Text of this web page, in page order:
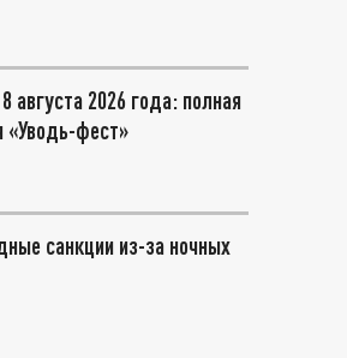
августа 2026 года: полная
«Уводь-фест»
санкции из-за ночных